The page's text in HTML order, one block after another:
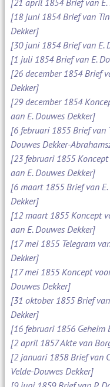
[18 juni 1854 Brief van
Dekker]
[30 juni 1854 Brief van E.
[1 juli 1854 Brief van E.
[26 december 1854 Brief
Dekker]
[29 december 1854
aan E. Douwes Dekker]
[6 februari 1855 Brief van
Douwes Dekker-
[23 februari 1855 Koncept
aan E. Douwes Dekker]
[6 maart 1855 Brief van E.
Dekker]
[12 maart 1855 Koncept
aan E. Douwes Dekker]
[17 mei 1855 Telegram
Dekker]
[17 mei 1855 Koncept
Douwes Dekker]
[31 oktober 1855 Brief
Dekker]
[16 februari 1856 Geheim
[2 april 1857 Akte van
[2 januari 1858 Brief van
Velde-Douwes Dekker]